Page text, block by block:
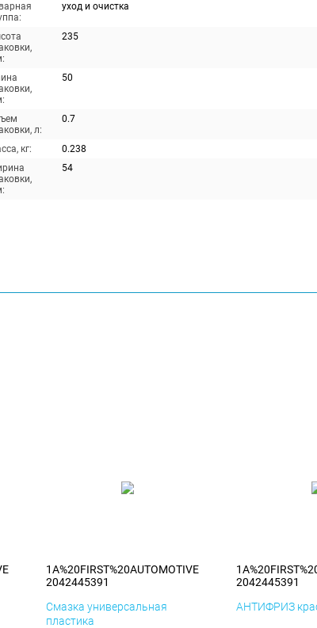
уход и очистка
235
50
л:
0.7
кг:
0.238
54
1A%20FIRST%20AUTOMOTIVE
2042445391
Смазка универсальная
пластика
2042445391
АНТИФРИЗ